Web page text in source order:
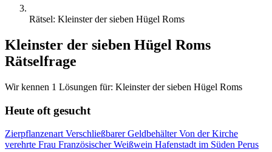
Rätsel: Kleinster der sieben Hügel Roms
Kleinster der sieben Hügel Roms
Rätselfrage
Wir kennen 1 Lösungen für: Kleinster der sieben Hügel Roms
Heute oft gesucht
Zierpflanzenart Verschließbarer GeldbehälterVon der Kirche
verehrte Frau Französischer Weißwein Hafenstadt im Süden Perus